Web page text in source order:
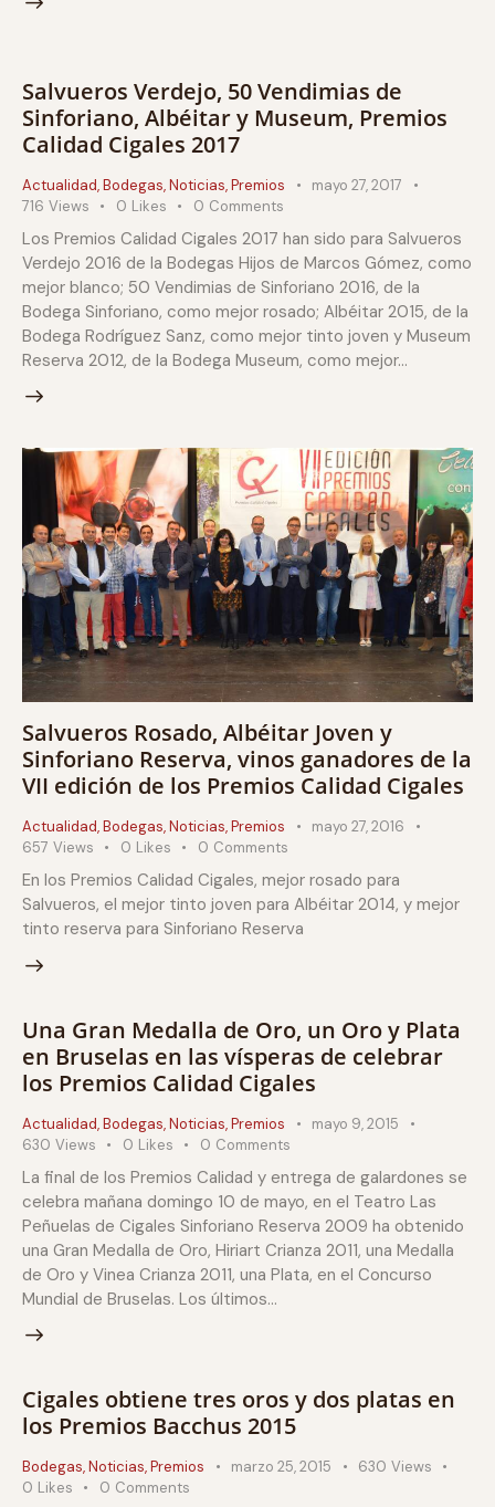
Salvueros Verdejo, 50 Vendimias de
Sinforiano, Albéitar y Museum, Premios
Calidad Cigales 2017
Actualidad,Bodegas,Noticias,Premios
mayo 27, 2017
716 Views 0 Likes 0 Comments
Los Premios Calidad Cigales 2017 han sido para Salvueros
Verdejo 2016 de la Bodegas Hijos de Marcos Gómez, como
mejor blanco; 50 Vendimias de Sinforiano 2016, de la
Bodega Sinforiano, como mejor rosado; Albéitar 2015, de la
Bodega Rodríguez Sanz, como mejor tinto joven y Museum
Reserva 2012, de la Bodega Museum, como mejor…
Salvueros Rosado, Albéitar Joven y
Sinforiano Reserva, vinos ganadores de la
VII edición de los Premios Calidad Cigales
Actualidad,Bodegas,Noticias,Premios
mayo 27, 2016
657 Views 0 Likes 0 Comments
En los Premios Calidad Cigales, mejor rosado para
Salvueros, el mejor tinto joven para Albéitar 2014, y mejor
tinto reserva para Sinforiano Reserva
Una Gran Medalla de Oro, un Oro y Plata
en Bruselas en las vísperas de celebrar
los Premios Calidad Cigales
Actualidad,Bodegas,Noticias,Premios
mayo 9, 2015
630 Views 0 Likes 0 Comments
La final de los Premios Calidad y entrega de galardones se
celebra mañana domingo 10 de mayo, en el Teatro Las
Peñuelas de Cigales Sinforiano Reserva 2009 ha obtenido
una Gran Medalla de Oro, Hiriart Crianza 2011, una Medalla
de Oro y Vinea Crianza 2011, una Plata, en el Concurso
Mundial de Bruselas. Los últimos…
Cigales obtiene tres oros y dos platas en
los Premios Bacchus 2015
Bodegas,Noticias,Premios marzo 25, 2015 630 Views
0 Likes 0 Comments